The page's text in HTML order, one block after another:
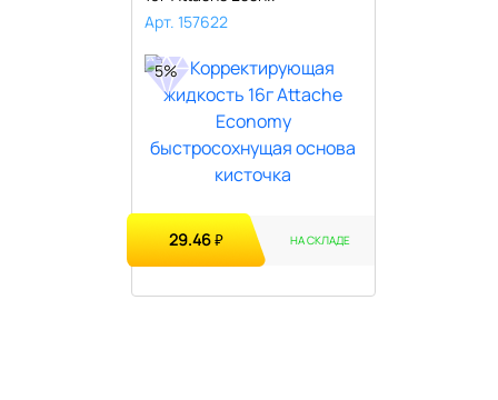
Арт. 157622
5%
29.46₽ НА СКЛАДЕ